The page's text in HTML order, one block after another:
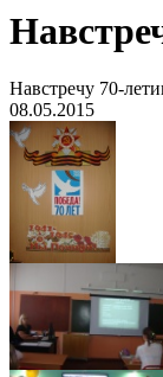
Навстречу 70-
08.05.2015